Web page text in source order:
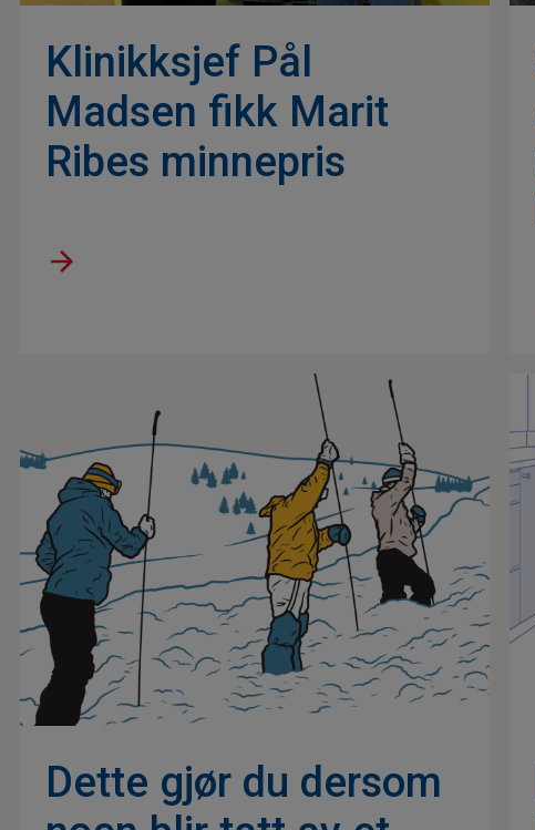
Klinikksjef Pål
Madsen fikk Marit
Ribes minnepris
Dette gjør du dersom